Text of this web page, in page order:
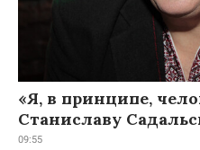
«Я, в принципе,
Станиславу
09:55